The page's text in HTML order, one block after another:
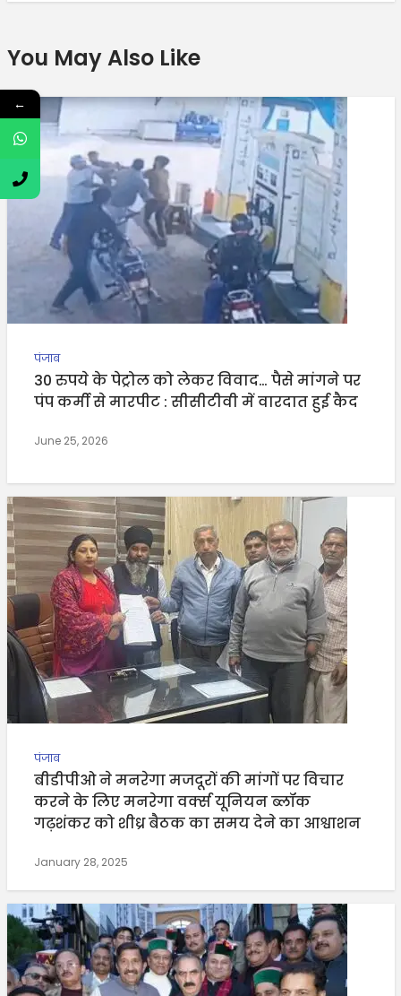
You May Also Like
पंजाब
30 रुपये के पेट्रोल को लेकर विवाद… पैसे मांगने पर
पंप कर्मी से मारपीट : सीसीटीवी में वारदात हुई कैद
June 25, 2026
पंजाब
बीडीपीओ ने मनरेगा मजदूरों की मांगों पर विचार
करने के लिए मनरेगा वर्क्स यूनियन ब्लॉक
गढ़शंकर को शीध्र बैठक का समय देने का आश्वाशन
January 28, 2025
←